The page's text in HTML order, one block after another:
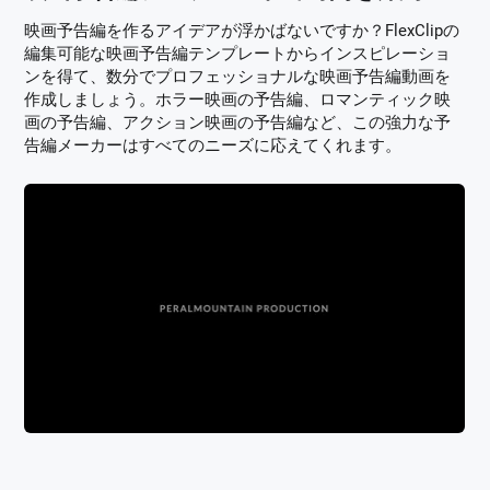
映画予告編を作るアイデアが浮かばないですか？FlexClipの
編集可能な映画予告編テンプレートからインスピレーショ
ンを得て、数分でプロフェッショナルな映画予告編動画を
作成しましょう。ホラー映画の予告編、ロマンティック映
画の予告編、アクション映画の予告編など、この強力な予
告編メーカーはすべてのニーズに応えてくれます。